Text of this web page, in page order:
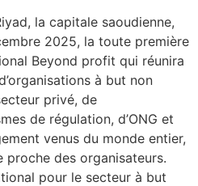
la capitale saoudienne,
2025, la toute première
Beyond profit qui réunira
à but non
privé, de
de régulation, d’ONG et
venus du monde entier,
proche des organisateurs.
pour le secteur à but